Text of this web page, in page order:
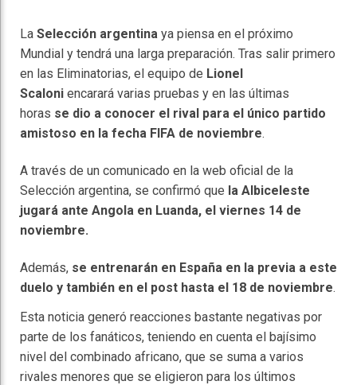
La Selección argentina ya piensa en el próximo
Mundial y tendrá una larga preparación. Tras salir primero
en las Eliminatorias, el equipo de Lionel
Scaloni encarará varias pruebas y en las últimas
horas se dio a conocer el rival para el único partido
amistoso en la fecha FIFA de noviembre.
A través de un comunicado en la web oficial de la
Selección argentina, se confirmó que la Albiceleste
jugará ante Angola en Luanda, el viernes 14 de
noviembre.
Además, se entrenarán en España en la previa a este
duelo y también en el post hasta el 18 de noviembre.
Esta noticia generó reacciones bastante negativas por
parte de los fanáticos, teniendo en cuenta el bajísimo
nivel del combinado africano, que se suma a varios
rivales menores que se eligieron para los últimos